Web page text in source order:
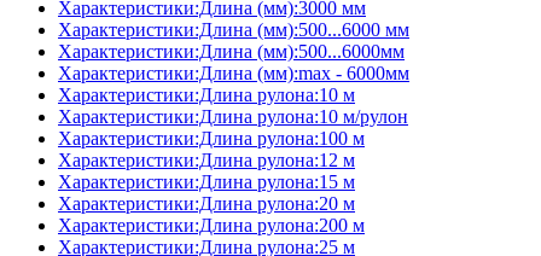
Характеристики:Длина (мм):3000 мм
Характеристики:Длина (мм):500...6000 мм
Характеристики:Длина (мм):500...6000мм
Характеристики:Длина (мм):max - 6000мм
Характеристики:Длина рулона:10 м
Характеристики:Длина рулона:10 м/рулон
Характеристики:Длина рулона:100 м
Характеристики:Длина рулона:12 м
Характеристики:Длина рулона:15 м
Характеристики:Длина рулона:20 м
Характеристики:Длина рулона:200 м
Характеристики:Длина рулона:25 м